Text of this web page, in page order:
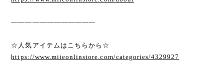
————————————
☆人気アイテムはこちらから☆
https://www.miieonlinstore.com/categories/4329927